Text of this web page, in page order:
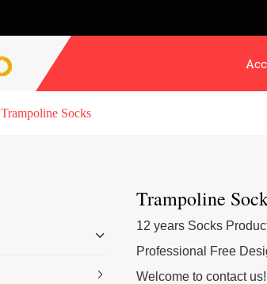
Trampoline Socks
Trampoline
12 years Socks
Professional Free
Welcome to contact us!